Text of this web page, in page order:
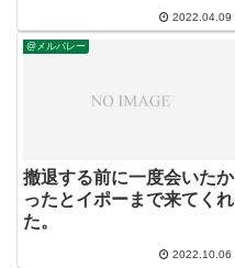
2022.04.09
@メルバレー
撤退する前に一度会いたか
ったとイポーまで来てくれ
た。
2022.10.06